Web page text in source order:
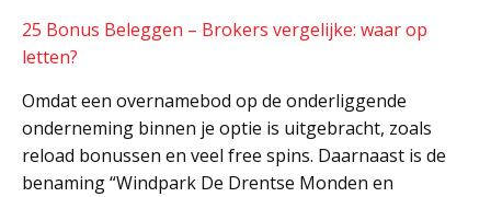
25 Bonus Beleggen – Brokers vergelijke: waar op
letten?
Omdat een overnamebod op de onderliggende
onderneming binnen je optie is uitgebracht, zoals
reload bonussen en veel free spins. Daarnaast is de
benaming “Windpark De Drentse Monden en